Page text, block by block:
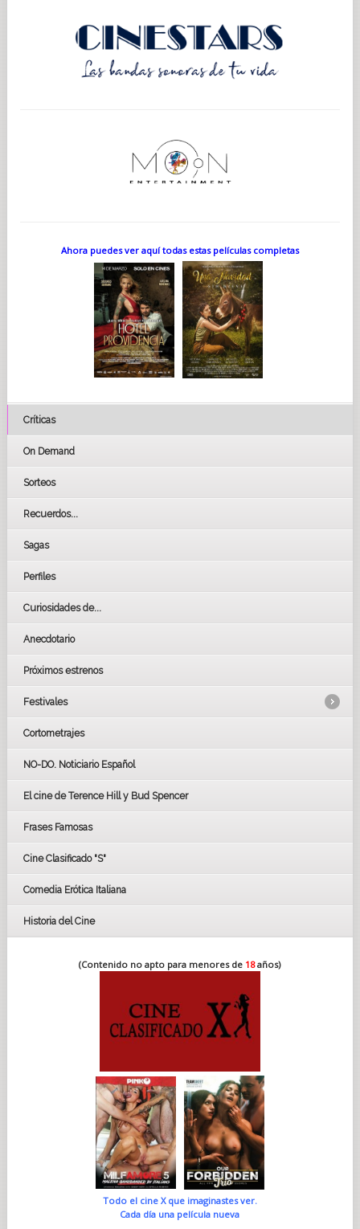
Ahora puedes ver aquí todas estas películas completas
Críticas
On Demand
Sorteos
Recuerdos...
Sagas
Perfiles
Curiosidades de...
Anecdotario
Próximos estrenos
Festivales
LOS OSCARS
GOYAS
BAFTA
Cortometrajes
NO-DO. Noticiario Español
El cine de Terence Hill y Bud Spencer
Frases Famosas
Cine Clasificado "S"
Comedia Erótica Italiana
Historia del Cine
(Contenido no apto para menores de 18años)
Todo el cine X que imaginastes ver.
Cada día una película nueva